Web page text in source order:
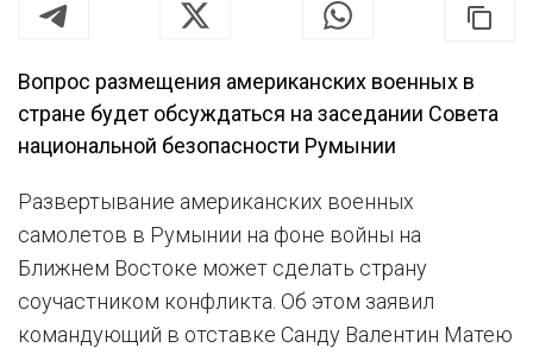
Вопрос размещения американских военных в
стране будет обсуждаться на заседании Совета
национальной безопасности Румынии
Развертывание американских военных
самолетов в Румынии на фоне войны на
Ближнем Востоке может сделать страну
соучастником конфликта. Об этом заявил
командующий в отставке Санду Валентин Матею